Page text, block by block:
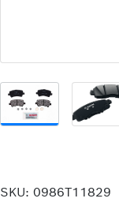
SKU: 0986T11829